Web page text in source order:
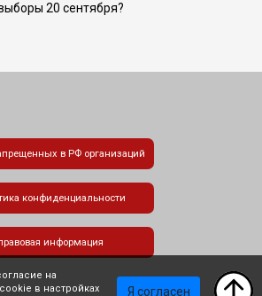
20 сентября?
в РФ организаций
конфиденциальности
информация
на
в настройках Я согласен